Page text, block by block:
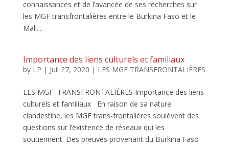
connaissances et de l’avancée de ses recherches sur
les MGF transfrontalières entre le Burkina Faso et le
Mali....
Importance des liens culturels et familiaux
by LP | Juil 27, 2020 | LES MGF TRANSFRONTALIÈRES
LES MGF TRANSFRONTALIÈRES Importance des liens
culturels et familiaux En raison de sa nature
clandestine, les MGF trans-frontalières soulèvent des
questions sur l’existence de réseaux qui les
soutiennent. Des preuves provenant du Burkina Faso